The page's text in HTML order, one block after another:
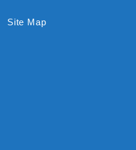
Site Map